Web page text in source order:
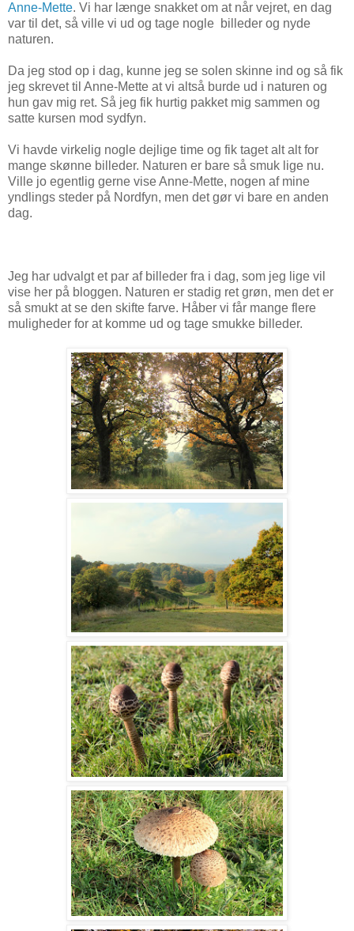
Anne-Mette. Vi har længe snakket om at når vejret, en dag
var til det, så ville vi ud og tage nogle billeder og nyde
naturen.
Da jeg stod op i dag, kunne jeg se solen skinne ind og så fik
jeg skrevet til Anne-Mette at vi altså burde ud i naturen og
hun gav mig ret. Så jeg fik hurtig pakket mig sammen og
satte kursen mod sydfyn.
Vi havde virkelig nogle dejlige time og fik taget alt alt for
mange skønne billeder. Naturen er bare så smuk lige nu.
Ville jo egentlig gerne vise Anne-Mette, nogen af mine
yndlings steder på Nordfyn, men det gør vi bare en anden
dag.
Jeg har udvalgt et par af billeder fra i dag, som jeg lige vil
vise her på bloggen. Naturen er stadig ret grøn, men det er
så smukt at se den skifte farve. Håber vi får mange flere
muligheder for at komme ud og tage smukke billeder.